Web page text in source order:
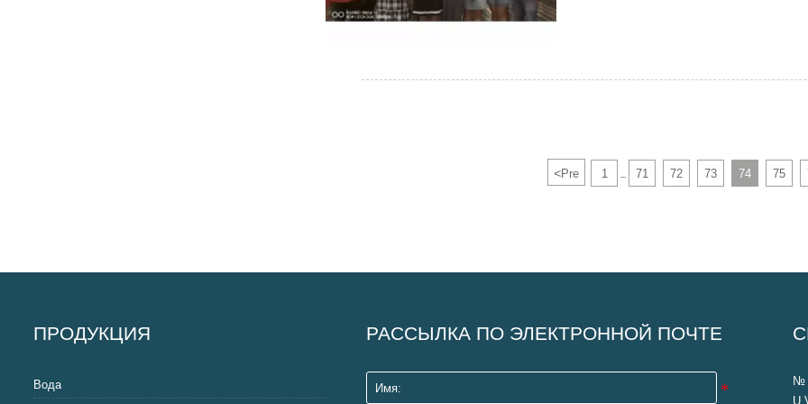
<Pre 1 ... 71 72 73 74 75
ПРОДУКЦИЯ
Вода
РАССЫЛКА ПО ЭЛЕКТРОННОЙ ПОЧТЕ
№
U